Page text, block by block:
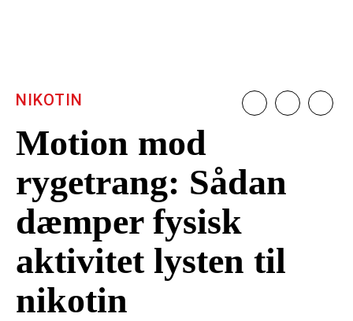
Motion mod
rygetrang: Sådan
dæmper fysisk
aktivitet lysten til
nikotin
NIKOTIN